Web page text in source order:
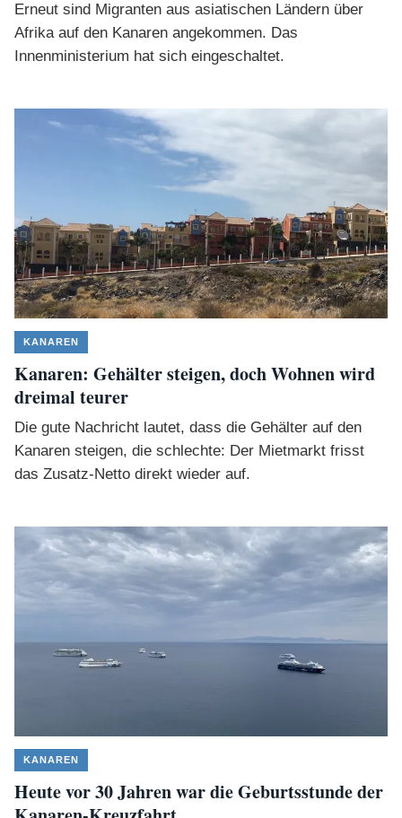
Erneut sind Migranten aus asiatischen Ländern über
Afrika auf den Kanaren angekommen. Das
Innenministerium hat sich eingeschaltet.
KANAREN
Kanaren: Gehälter steigen, doch Wohnen wird
dreimal teurer
Die gute Nachricht lautet, dass die Gehälter auf den
Kanaren steigen, die schlechte: Der Mietmarkt frisst
das Zusatz-Netto direkt wieder auf.
KANAREN
Heute vor 30 Jahren war die Geburtsstunde der